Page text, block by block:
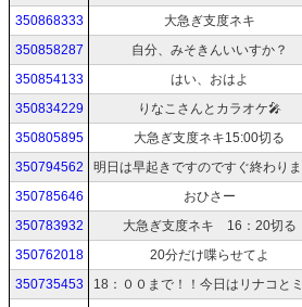
350868333
大急ぎ支度ネキ
350858287
自分、みそきんいいすか？
350854133
はい、おはよ
350834229
りなこさんとカラオケ🎤
350805895
大急ぎ支度ネキ15:00切る
350794562
350785646
おひさー
350783932
大急ぎ支度ネキ 16：20切る
350762018
20分だけ喋らせてよ
350735453